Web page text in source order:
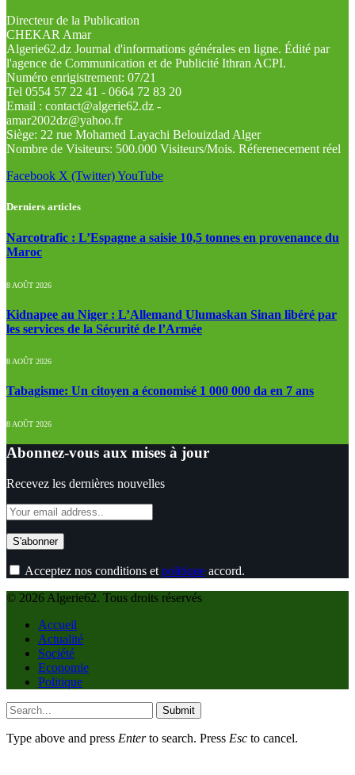
Directeur de la Publication
CHEKAR Amar
Algerie62.dz Journal d'informations générales en ligne. Édité par
l'agence de Communication et de Publicité Ithran ACPI.
Numéro enrigistrement: 07/21
Tel 0554 57 22 41 - 0664 72 83 20
Email : contact@algerie62.dz -
amar2002dz@yahoo.fr
Siège: 22 rue Mohamed Layachi Belouizdad Alger
Nombre de Visiteurs: 500.000 Visiteurs/Mois. Réferenecement réel
Facebook X (Twitter)YouTube
Derniers articles
Narcotrafic : L’Espagne a saisie 10,5 tonnes en provenance du
Maroc
8 AOÛT 2026
Kidnapee au Niger : L’Allemand Ulumaskan Sinan libéré par
les services de la Sécurité de l’Armée
8 AOÛT 2026
Tabagisme: Un citoyen a économisé 1 000 000 da en 7 ans
8 AOÛT 2026
Abonnez-vous aux mises à jour
Recevez les dernières nouvelles
Acceptez nos conditions et politique accord.
© 2026 Algerie62. Tous droits réservés
Accueil
Actualité
Société
Economie
Politique
Submit
Type above and press Enterto search. Press Esc to cancel.